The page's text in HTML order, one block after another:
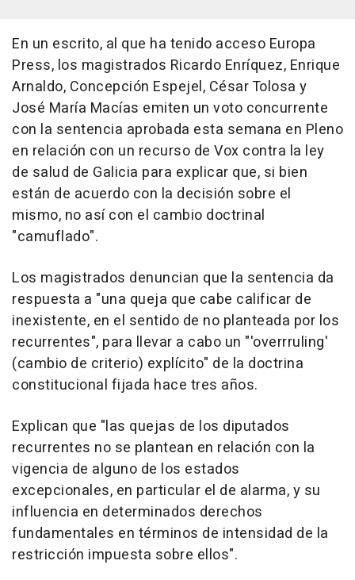
En un escrito, al que ha tenido acceso Europa
Press, los magistrados Ricardo Enríquez, Enrique
Arnaldo, Concepción Espejel, César Tolosa y
José María Macías emiten un voto concurrente
con la sentencia aprobada esta semana en Pleno
en relación con un recurso de Vox contra la ley
de salud de Galicia para explicar que, si bien
están de acuerdo con la decisión sobre el
mismo, no así con el cambio doctrinal
"camuflado".
Los magistrados denuncian que la sentencia da
respuesta a "una queja que cabe calificar de
inexistente, en el sentido de no planteada por los
recurrentes", para llevar a cabo un "'overrruling'
(cambio de criterio) explícito" de la doctrina
constitucional fijada hace tres años.
Explican que "las quejas de los diputados
recurrentes no se plantean en relación con la
vigencia de alguno de los estados
excepcionales, en particular el de alarma, y su
influencia en determinados derechos
fundamentales en términos de intensidad de la
restricción impuesta sobre ellos".